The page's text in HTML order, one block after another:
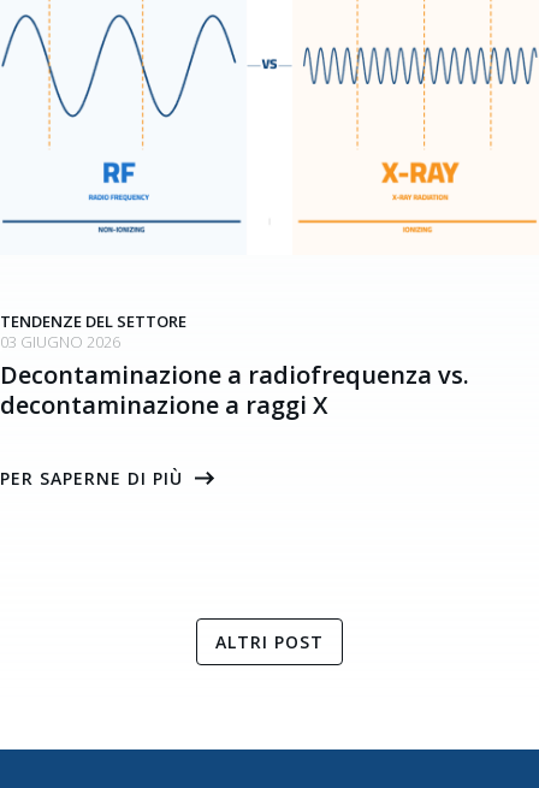
TENDENZE DEL SETTORE
03 GIUGNO 2026
Decontaminazione a radiofrequenza vs.
decontaminazione a raggi X
PER SAPERNE DI PIÙ
ALTRI POST